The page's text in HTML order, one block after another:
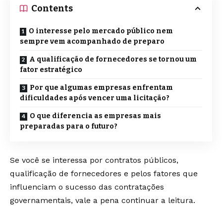
Contents
O interesse pelo mercado público nem
sempre vem acompanhado de preparo
A qualificação de fornecedores se tornou um
fator estratégico
Por que algumas empresas enfrentam
dificuldades após vencer uma licitação?
O que diferencia as empresas mais
preparadas para o futuro?
Se você se interessa por contratos públicos,
qualificação de fornecedores e pelos fatores que
influenciam o sucesso das contratações
governamentais, vale a pena continuar a leitura.